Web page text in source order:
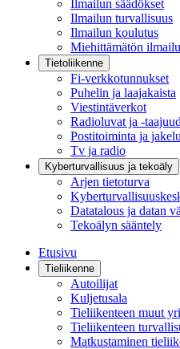
Ilmailun säädökset
Ilmailun turvallisuus
Ilmailun koulutus
Miehittämätön ilmailu
Tietoliikenne
Fi-verkkotunnukset
Puhelin ja laajakaista
Viestintäverkot
Radioluvat ja -
Postitoiminta ja jakelu
Tv ja radio
Kyberturvallisuus ja tekoäly
Arjen tietoturva
Datatalous ja datan
Tekoälyn sääntely
Etusivu
Tieliikenne
Autoilijat
Kuljetusala
Tieliikenteen muut
Tieliikenteen
Matkustaminen